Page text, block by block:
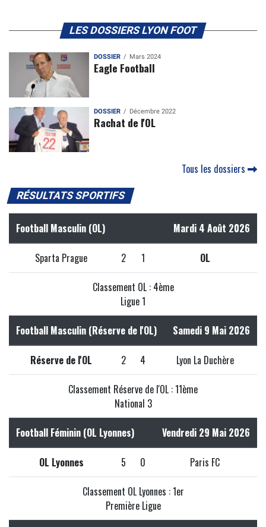
LES DOSSIERS LYON FOOT
DOSSIER Mars 2024
Eagle Football
DOSSIER Décembre 2022
Rachat de l'OL
Tous les dossiers
RÉSULTATS SPORTIFS
Football Masculin (OL) Mardi 4 Août 2026
Sparta Prague 2 1 OL
Classement OL : 4ème
Ligue 1
Football Masculin (Réserve de l'OL) Samedi 9 Mai 2026
Réserve de l'OL 2 4 Lyon La Duchère
Classement Réserve de l'OL : 11ème
National 3
Football Féminin (OL Lyonnes) Vendredi 29 Mai 2026
OL Lyonnes 5 0 Paris FC
Classement OL Lyonnes : 1er
Première Ligue